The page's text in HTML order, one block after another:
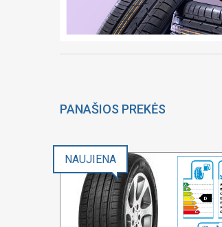
PANAŠIOS PREKĖS
D
NAUJIENA